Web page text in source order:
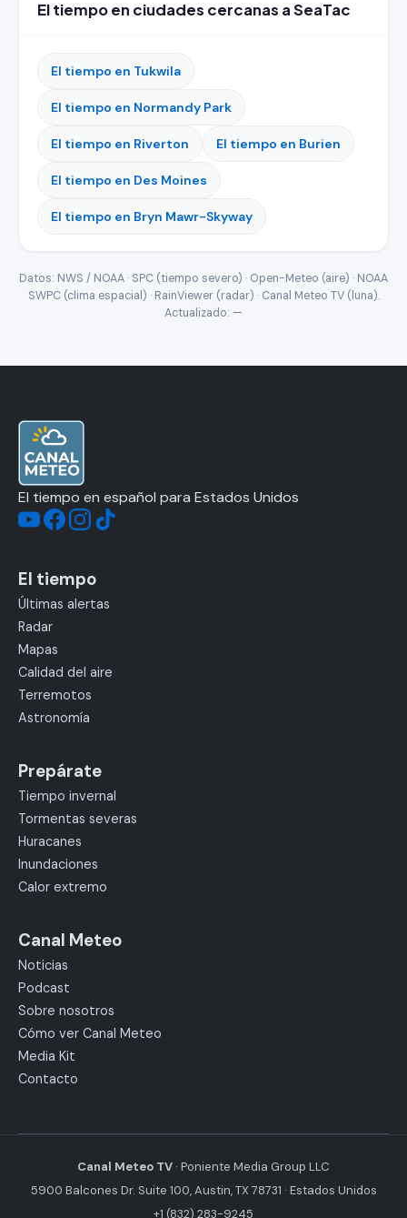
El tiempo en ciudades cercanas a SeaTac
El tiempo en Tukwila
El tiempo en Normandy Park
El tiempo en Riverton El tiempo en Burien
El tiempo en Des Moines
El tiempo en Bryn Mawr-Skyway
Datos: NWS / NOAA · SPC (tiempo severo) · Open-Meteo (aire) · NOAA
SWPC (clima espacial) · RainViewer (radar) · Canal Meteo TV (luna).
Actualizado: —
El tiempo en español para Estados Unidos
El tiempo
Últimas alertas
Radar
Mapas
Calidad del aire
Terremotos
Astronomía
Prepárate
Tiempo invernal
Tormentas severas
Huracanes
Inundaciones
Calor extremo
Canal Meteo
Noticias
Podcast
Sobre nosotros
Cómo ver Canal Meteo
Media Kit
Contacto
Canal Meteo TV · Poniente Media Group LLC
5900 Balcones Dr. Suite 100, Austin, TX 78731 · Estados Unidos
+1 (832) 283-9245